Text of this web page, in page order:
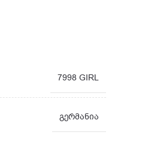
7998 GIRL
გერმანია